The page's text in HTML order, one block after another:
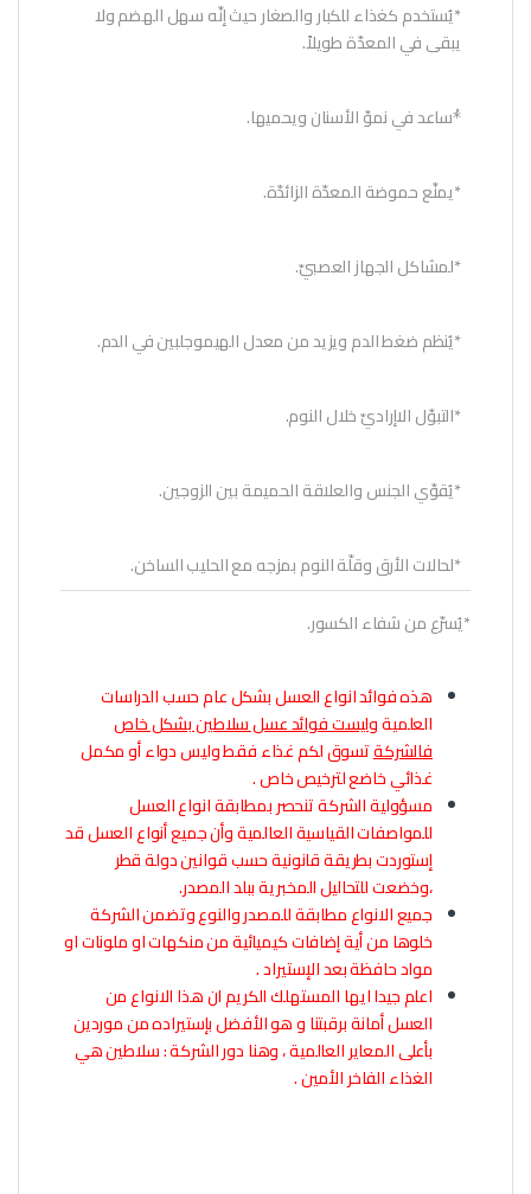
*يُستخدم كغذاء للكبار والصغار حيث إنّه سهل الهضم ولا
يبقى في المعدّة طويلاً.
*ُساعد في نموّ الأسنان ويحميها.
*يمنّع حموضة المعدّة الزائدّة.
*لمشاكل الجهاز العصبيّ.
*يُنظم ضغط الدم ويزيد من معدل الهيموجلبين في الدم.
*التبوّل الاإراديّ خلال النوم.
*يُقوّي الجنس والعلاقة الحميمة بين الزوجين.
*لحالات الأرق وقلّة النوم بمزجه مع الحليب الساخن.
*يُسرّع من شفاء الكسور.
هذه فوائد انواع العسل بشكل عام حسب الدراسات
العلميةوليست فوائد عسل سلاطين بشكل خاص
فالشركةتسوق لكم غذاء فقط وليس دواء أو مكمل
غذائي خاضع لترخيص خاص .
مسؤولية الشركة تنحصر بمطابقة انواع العسل
للمواصفات القياسية العالمية وأن جميع أنواع العسل قد
إستوردت بطريقة قانونية حسب قوانين دولة قطر
،وخضعت للتحاليل المخبرية ببلد المصدر.
جميع الانواع مطابقة للمصدر والنوع وتضمن الشركة
خلوها من أية إضافات كيميائية من منكهات او ملونات او
مواد حافظة بعد الإستيراد .
اعلم جيدا ايها المستهلك الكريم ان هذا الانواع من
العسل أمانة برقبتنا و هو الأفضل بإستيراده من موردين
بأعلى المعاير العالمية ، وهنا دور الشركة : سلاطين هي
الغذاء الفاخر الأمين .